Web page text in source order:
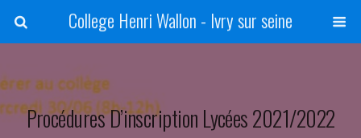
College Henri Wallon - Ivry sur seine
Procédures D’inscription Lycées 2021/2022